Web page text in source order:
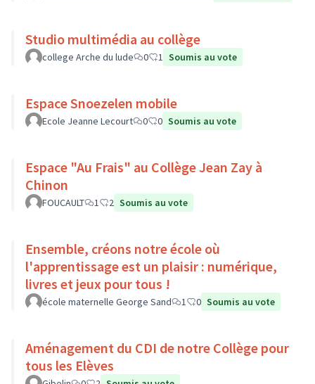
Studio multimédia au collège
college Arche du lude 0 1 Soumis au vote
Espace Snoezelen mobile
Ecole Jeanne Lecourt 0 0 Soumis au vote
Espace "Au Frais" au Collège Jean Zay à
Chinon
FOUCAULT 1 2 Soumis au vote
Ensemble, créons notre école où
l'apprentissage est un plaisir : numérique,
livres et jeux pour tous !
école maternelle George Sand 1 0 Soumis au vote
Aménagement du CDI de notre Collège pour
tous les Elèves